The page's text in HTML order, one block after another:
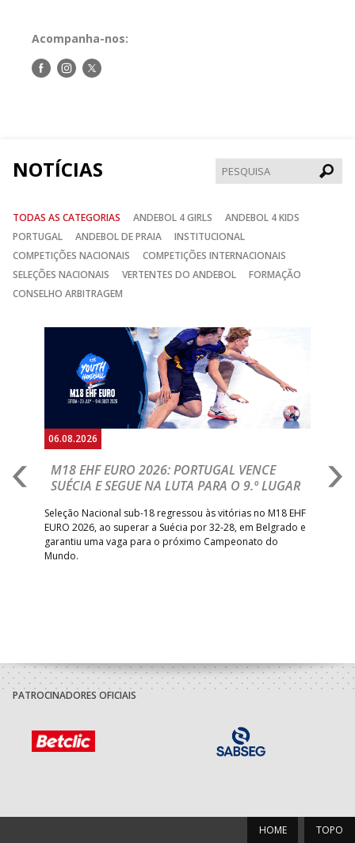
Acompanha-nos:
Siga-Siga-Siga-
NOTÍCIAS
TODAS AS CATEGORIAS ANDEBOL 4 GIRLS
ANDEBOL 4 KIDS
PORTUGAL
ANDEBOL DE PRAIA
INSTITUCIONAL
COMPETIÇÕES NACIONAIS
COMPETIÇÕES INTERNACIONAIS
SELEÇÕES NACIONAIS
VERTENTES DO ANDEBOL
FORMAÇÃO
CONSELHO ARBITRAGEM
06.08.2026
M18 EHF EURO 2026: PORTUGAL VENCE
SUÉCIA E SEGUE NA LUTA PARA O 9.º LUGAR
Seleção Nacional sub-18 regressou às vitórias no M18 EHF
EURO 2026, ao superar a Suécia por 32-28, em Belgrado e
garantiu uma vaga para o próximo Campeonato do
Mundo.
PATROCINADORES OFICIAIS
TOPO
HOME